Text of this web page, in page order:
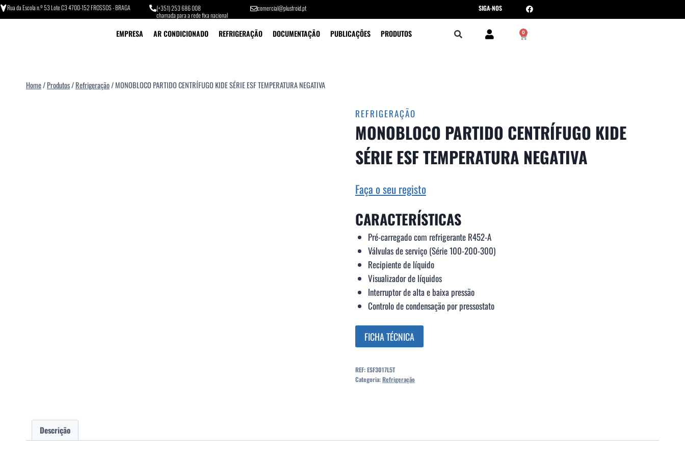
Rua da Escola n.º 53 Lote C3 4700-152 FROSSOS - BRAGA
(+351) 253 686 008
chamada para a rede fixa nacional
comercial@plusfroid.pt SIGA-NOS
EMPRESA AR CONDICIONADO REFRIGERAÇÃO DOCUMENTAÇÃO PUBLICAÇÕES PRODUTOS 0
Home/Produtos/Refrigeração/MONOBLOCO PARTIDO CENTRÍFUGO KIDE SÉRIE ESF TEMPERATURA NEGATIVA
REFRIGERAÇÃO
MONOBLOCO PARTIDO CENTRÍFUGO KIDE
SÉRIE ESF TEMPERATURA NEGATIVA
Faça o seu registo
CARACTERÍSTICAS
Pré-carregado com refrigerante R452-A
Válvulas de serviço (Série 100-200-300)
Recipiente de líquido
Visualizador de líquidos
Interruptor de alta e baixa pressão
Controlo de condensação por pressostato
FICHA TÉCNICA
REF:ESF3017L5T
Categoria:Refrigeração
Descrição